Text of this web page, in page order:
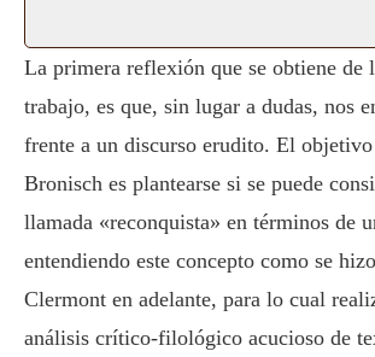
La primera reflexión que se obtiene de
trabajo, es que, sin lugar a dudas, nos
frente a un discurso erudito. El
Bronisch es plantearse si se puede
llamada «reconquista» en términos de
entendiendo este concepto como se
Clermont en adelante, para lo cual
análisis crítico-filológico acucioso de